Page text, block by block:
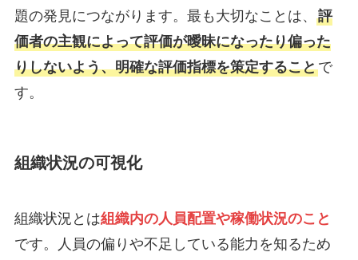
題の発見につながります。最も大切なことは、 評
価者の主観によって評価が曖昧になったり偏った
りしないよう、明確な評価指標を策定することで
す。
組織状況の可視化
組織状況とは組織内の人員配置や稼働状況のこと
です。人員の偏りや不足している能力を知るため